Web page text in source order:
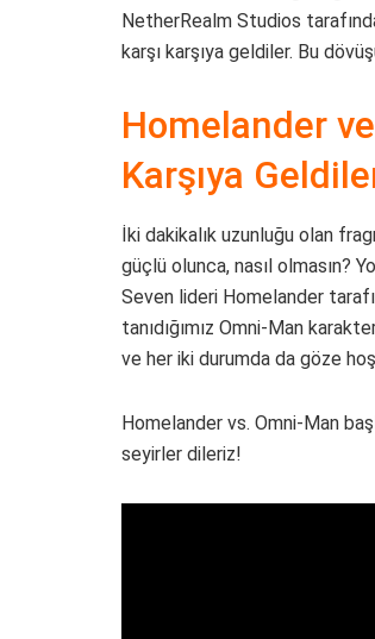
NetherRealm Studios
karşı karşıya geldiler. Bu
Homelander
Karşıya
İki dakikalık uzunluğu olan
güçlü olunca, nasıl olmasın?
Seven lideri Homelander
tanıdığımız Omni-Man
ve her iki durumda da göze
Homelander vs. Omni-Man
seyirler dileriz!